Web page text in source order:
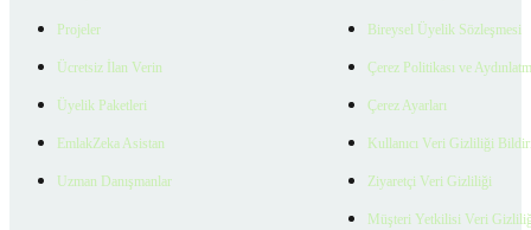
Projeler
Ücretsiz İlan Verin
Üyelik Paketleri
EmlakZeka Asistan
Uzman Danışmanlar
Bireysel Üyelik Sözleşmesi
Çerez Politikası ve
Çerez Ayarları
Kullanıcı Veri Gizliliği
Ziyaretçi Veri Gizliliği
Müşteri Yetkilisi Veri